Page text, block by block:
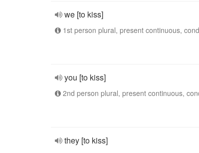
we [to kiss]
1st person plural, present continuous,
you [to kiss]
2nd person plural, present continuous,
they [to kiss]